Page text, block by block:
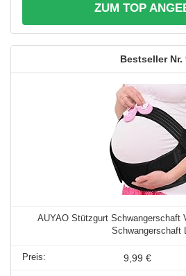
ZUM TOP
AUYAO Stützgurt Schwangerschaft
Schwangerschaft
9,99 €